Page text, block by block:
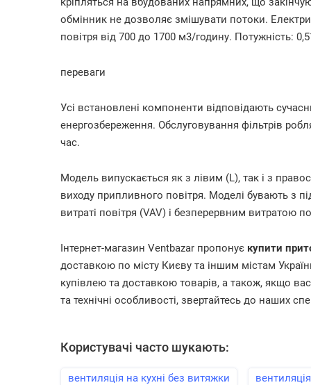
обмінник не дозволяє змішувати потоки.
повітря від 700 до 1700 м3/годину. Потужність:
переваги
Усі встановлені компоненти відповідають
енергозбереження. Обслуговування фільтрів
час.
Модель випускається як з лівим (L), так і з
виходу припливного повітря. Моделі бувають з
витраті повітря (VAV) і безперервним витратою
Інтернет-магазин Ventbazar пропонує купити
доставкою по місту Києву та іншим містам
купівлею та доставкою товарів, а також, якщо
та технічні особливості, звертайтесь до наших
Користувачі часто шукають:
вентиляція на кухні без витяжки